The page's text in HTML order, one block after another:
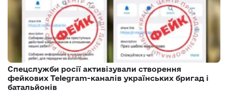
Спецслужби росії активізували створення
фейкових Telegram-каналів українських бригад і
батальйонів